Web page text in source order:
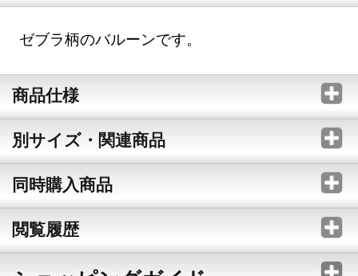
ゼブラ柄のバルーンです。
商品仕様
別サイズ・関連商品
同時購入商品
閲覧履歴